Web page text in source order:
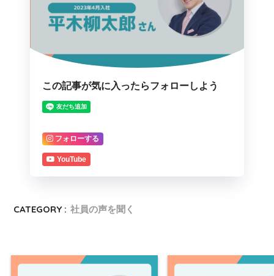
この記事が気に入ったらフォローしよう
フォローする
YouTube
CATEGORY : 社員の声を聞く